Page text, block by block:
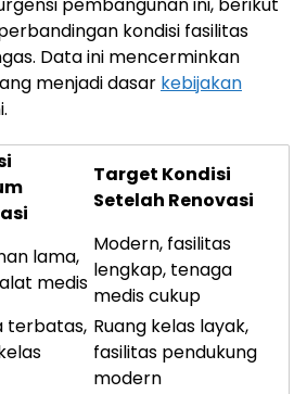
kondisi fasilitas
Data ini mencerminkan
menjadi dasar kebijakan
Target Kondisi
Setelah Renovasi
lama,
medis
Modern, fasilitas
lengkap, tenaga
medis cukup
terbatas, Ruang kelas layak,
fasilitas pendukung
modern